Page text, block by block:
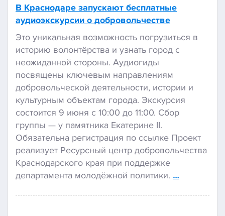
В Краснодаре запускают бесплатные
аудиоэкскурсии о добровольчестве
Это уникальная возможность погрузиться в
историю волонтёрства и узнать город с
неожиданной стороны. Аудиогиды
посвящены ключевым направлениям
добровольческой деятельности, истории и
культурным объектам города. Экскурсия
состоится 9 июня с 10:00 до 11:00. Сбор
группы — у памятника Екатерине II.
Обязательна регистрация по ссылке Проект
реализует Ресурсный центр добровольчества
Краснодарского края при поддержке
департамента молодёжной политики. …